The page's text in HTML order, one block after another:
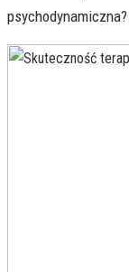
psychodynamiczna?